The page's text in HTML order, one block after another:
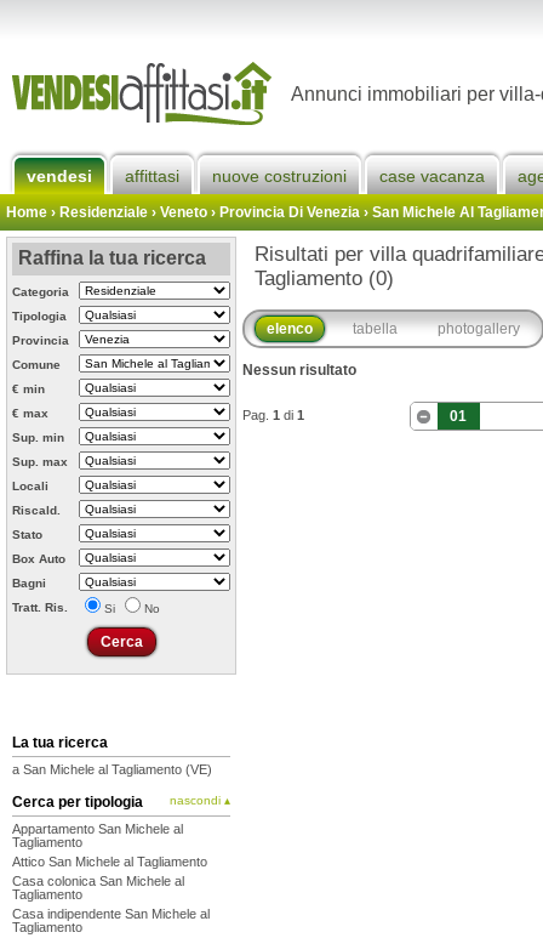
Annunci immobiliari per
vendesi affittasi nuove costruzioni case vacanza
Home› Residenziale › Veneto ›Provincia Di Venezia›San Michele Al
Raffina la tua ricerca
Categoria
Tipologia
Provincia
Comune
€ min
€ max
Sup. min
Sup. max
Locali
Riscald.
Stato
Box Auto
Bagni
Tratt. Ris.
Si No
La tua ricerca
a San Michele al Tagliamento (VE)
Cerca per tipologia nascondi ▴
Appartamento San Michele al
Tagliamento
Attico San Michele al Tagliamento
Casa colonica San Michele al
Tagliamento
Casa indipendente San Michele al
Tagliamento
Risultati per villa
Tagliamento (0)
elenco tabella photogallery
Nessun risultato
Pag. 1 di 1 01